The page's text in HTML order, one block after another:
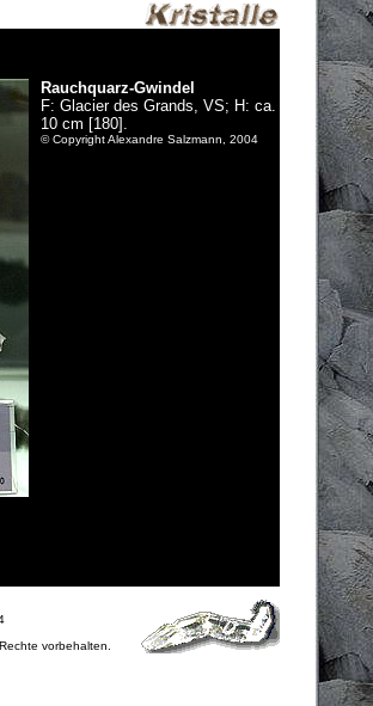
Rauchquarz-Gwindel
F: Glacier des Grands, VS; H: ca.
10 cm [180].
© Copyright Alexandre Salzmann, 2004
vorbehalten.